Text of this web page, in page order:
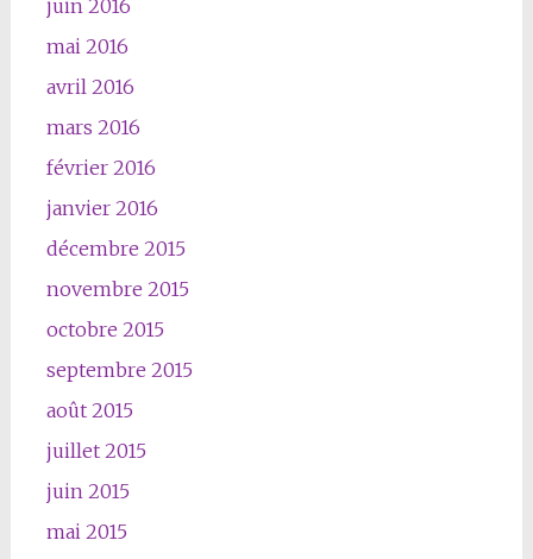
juin 2016
mai 2016
avril 2016
mars 2016
février 2016
janvier 2016
décembre 2015
novembre 2015
octobre 2015
septembre 2015
août 2015
juillet 2015
juin 2015
mai 2015